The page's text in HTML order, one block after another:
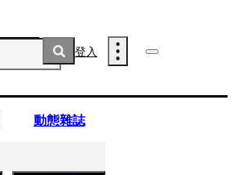
登入
動態雜誌